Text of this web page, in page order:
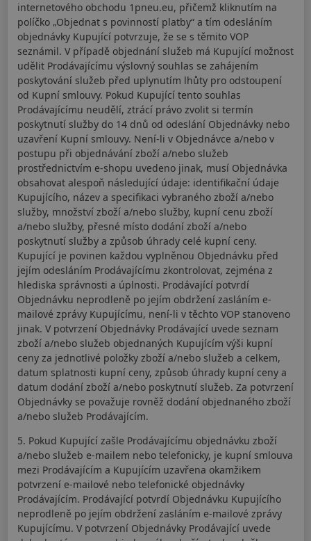
internetového obchodu 1pneu.eu, přičemž kliknutím na
políčko „Objednat s povinností platby“ a tím odesláním
objednávky Kupující potvrzuje, že se s těmito VOP
seznámil. V případě objednání služeb má Kupující možnost
udělit Prodávajícímu výslovný souhlas se zahájením
poskytování služeb před uplynutím lhůty pro odstoupení
od Kupní smlouvy. Pokud Kupující tento souhlas
Prodávajícímu neudělí, ztrácí právo zvolit si termín
poskytnutí služby do 14 dnů od odeslání Objednávky nebo
uzavření Kupní smlouvy. Není-li v Objednávce a/nebo v
postupu při objednávání zboží a/nebo služeb
prostřednictvím e-shopu uvedeno jinak, musí Objednávka
obsahovat alespoň následující údaje: identifikační údaje
Kupujícího, název a specifikaci vybraného zboží a/nebo
služby, množství zboží a/nebo služby, kupní cenu zboží
a/nebo služby, přesné místo dodání zboží a/nebo
poskytnutí služby a způsob úhrady celé kupní ceny.
Kupující je povinen každou vyplněnou Objednávku před
jejím odesláním Prodávajícímu zkontrolovat, zejména z
hlediska správnosti a úplnosti. Prodávající potvrdí
Objednávku neprodleně po jejím obdržení zasláním e-
mailové zprávy Kupujícímu, není-li v těchto VOP stanoveno
jinak. V potvrzení Objednávky Prodávající uvede seznam
zboží a/nebo služeb objednaných Kupujícím výši kupní
ceny za jednotlivé položky zboží a/nebo služeb a celkem,
datum splatnosti kupní ceny, způsob úhrady kupní ceny a
datum dodání zboží a/nebo poskytnutí služeb. Za potvrzení
Objednávky se považuje rovněž dodání objednaného zboží
a/nebo služeb Prodávajícím.
5. Pokud Kupující zašle Prodávajícímu objednávku zboží
a/nebo služeb e-mailem nebo telefonicky, je kupní smlouva
mezi Prodávajícím a Kupujícím uzavřena okamžikem
potvrzení e-mailové nebo telefonické objednávky
Prodávajícím. Prodávající potvrdí Objednávku Kupujícího
neprodleně po jejím obdržení zasláním e-mailové zprávy
Kupujícímu. V potvrzení Objednávky Prodávající uvede